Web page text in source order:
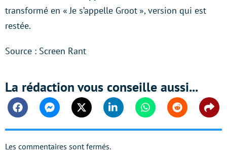
transformé en « Je s’appelle Groot », version qui est
restée.
Source : Screen Rant
La rédaction vous conseille aussi...
FacebookMessengerTwitter Linkedin WhatsappReddit
Les commentaires sont fermés.